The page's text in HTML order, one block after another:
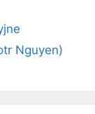
Nguyen)